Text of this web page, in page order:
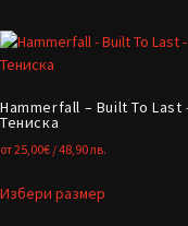
Hammerfall – Built To Last
Тениска
от25,00€ / 48,90 лв.
Избери размер